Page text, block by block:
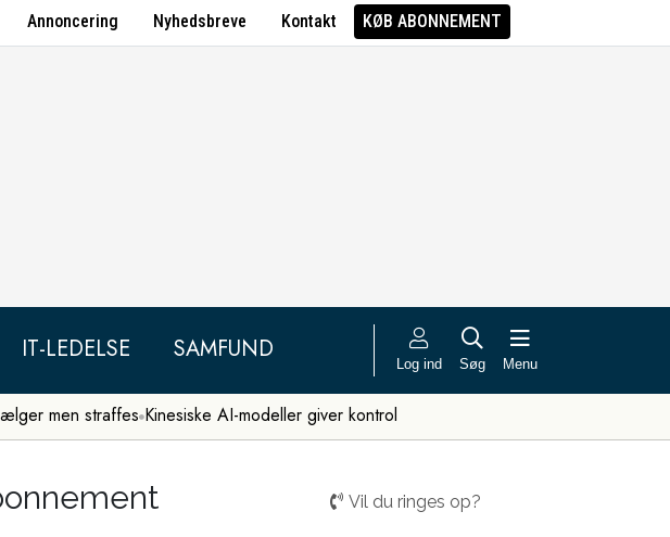
Annoncering Nyhedsbreve Kontakt KØB ABONNEMENT
IT-LEDELSE SAMFUND Log ind Søg Menu
men straffes Kinesiske AI-modeller giver kontrol
Vil du ringes op?